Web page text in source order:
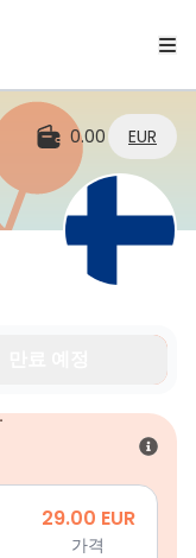
0.00 EUR
유지
29.00 EUR
가격